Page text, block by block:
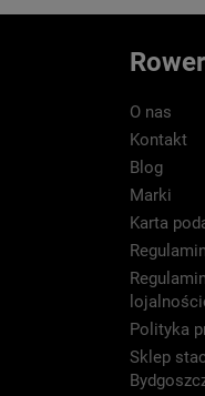
O nas
Kontakt
Blog
Marki
Karta
Polityka
Sklep